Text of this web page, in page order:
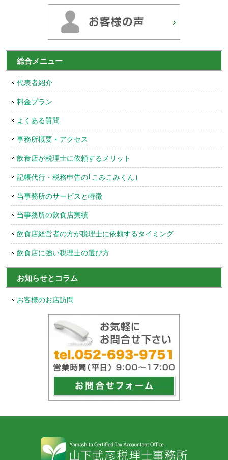
総合メニュー
代表者紹介
料金プラン
よくある質問
事務所概要・アクセス
飲食店が税理士に依頼するメリット
記帳代行・税務申告の｢こみこみくん｣
当事務所のサービスと特徴
当事務所の飲食店実績
飲食店経営者の方が税理士に依頼するタイミング
飲食店に強い税理士の選び方
お知らせとコラム
お客様のお店訪問